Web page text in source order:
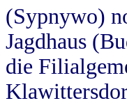
(Sypnywo)
Jagdhaus
die